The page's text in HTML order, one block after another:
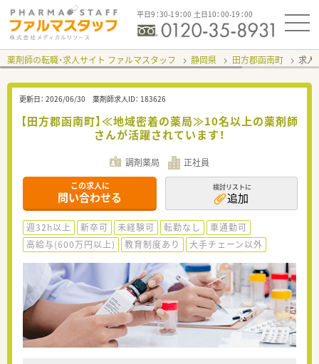
平日9：30-19：00 土日10：00-19：00
薬剤師の転職・求人サイト ファルマスタッフ 静岡県 田方郡函南町 求人
更新日： 2026/06/30 薬剤師求人ID： 183626
【田方郡函南町】≪地域密着の薬局≫10名以上の薬剤師
さんが活躍されています！
調剤薬局 正社員
この求人に
問い合わせる
検討リストに
追加
週32h以上 新卒可 未経験可 転勤なし
車通勤可
高給与(600万円以上)
教育制度あり 大手チェーン以外